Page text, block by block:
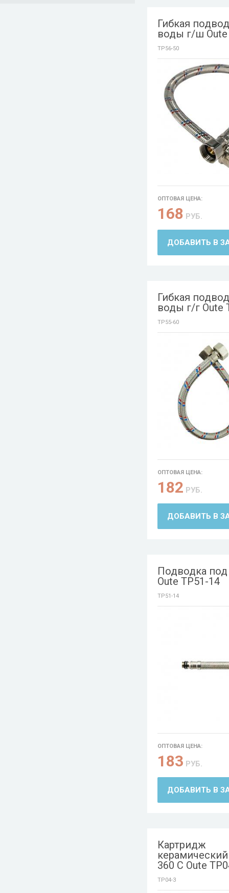
Гибкая
воды г/ш Oute
TP56-50
ОПТОВАЯ ЦЕНА:
168 РУБ.
ДОБАВИТЬ В
Гибкая
воды г/г Oute
TP55-60
ОПТОВАЯ ЦЕНА:
182 РУБ.
ДОБАВИТЬ В
Подводка
Oute TP51-14
TP51-14
ОПТОВАЯ ЦЕНА:
183 РУБ.
ДОБАВИТЬ В
Картридж
360 C Oute
TP04-3